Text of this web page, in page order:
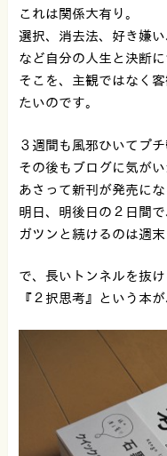
これは関係大有り。
選択、消去法、好き嫌い
など自分の人生と決断
そこを、主観ではなく
たいのです。
３週間も風邪ひいてプ
その後もブログに気が
あさって新刊が発売に
明日、明後日の２日間
ガツンと続けるのは週末
で、長いトンネルを抜
『２択思考』という本